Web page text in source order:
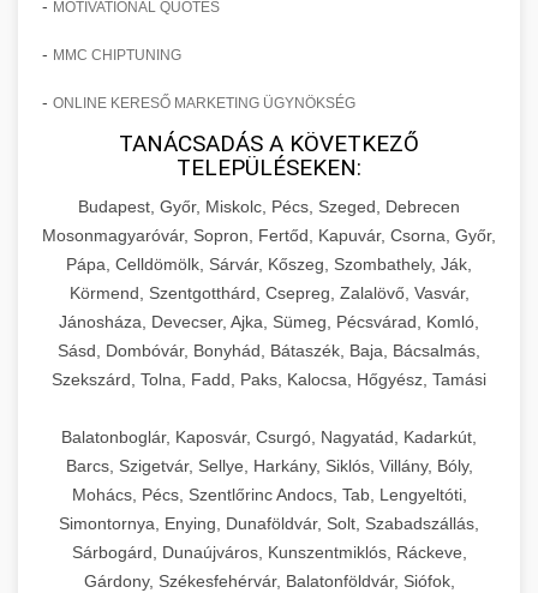
- MOTIVATIONAL QUOTES
- MMC CHIPTUNING
- ONLINE KERESŐ MARKETING ÜGYNÖKSÉG
TANÁCSADÁS A KÖVETKEZŐ
TELEPÜLÉSEKEN:
Budapest, Győr, Miskolc, Pécs, Szeged, Debrecen
Mosonmagyaróvár, Sopron, Fertőd, Kapuvár, Csorna, Győr,
Pápa, Celldömölk, Sárvár, Kőszeg, Szombathely, Ják,
Körmend, Szentgotthárd, Csepreg, Zalalövő, Vasvár,
Jánosháza, Devecser, Ajka, Sümeg, Pécsvárad, Komló,
Sásd, Dombóvár, Bonyhád, Bátaszék, Baja, Bácsalmás,
Szekszárd, Tolna, Fadd, Paks, Kalocsa, Hőgyész, Tamási
Balatonboglár, Kaposvár, Csurgó, Nagyatád, Kadarkút,
Barcs, Szigetvár, Sellye, Harkány, Siklós, Villány, Bóly,
Mohács, Pécs, Szentlőrinc Andocs, Tab, Lengyeltóti,
Simontornya, Enying, Dunaföldvár, Solt, Szabadszállás,
Sárbogárd, Dunaújváros, Kunszentmiklós, Ráckeve,
Gárdony, Székesfehérvár, Balatonföldvár, Siófok,